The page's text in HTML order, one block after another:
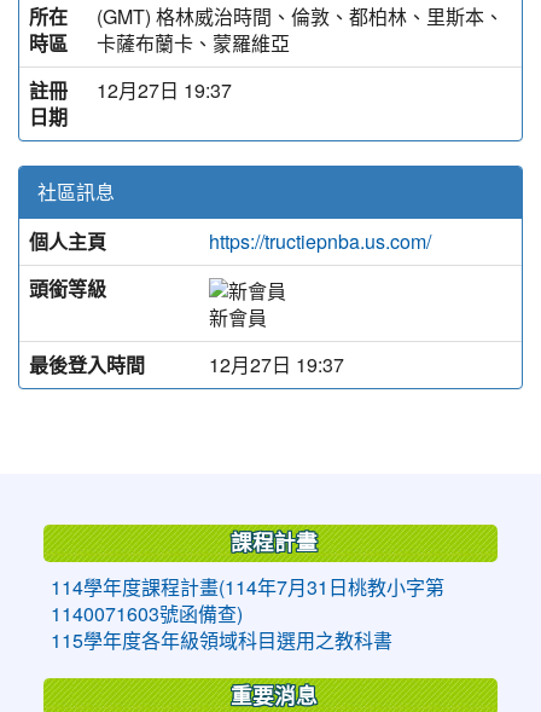
所在
時區
(GMT) 格林威治時間、倫敦、都柏林、里斯本、
卡薩布蘭卡、蒙羅維亞
註冊
日期
12月27日 19:37
社區訊息
個人主頁
https://tructiepnba.us.com/
頭銜等級
新會員
最後登入時間
12月27日 19:37
課程計畫
114學年度課程計畫(114年7月31日桃教小字第
1140071603號函備查)
115學年度各年級領域科目選用之教科書
重要消息